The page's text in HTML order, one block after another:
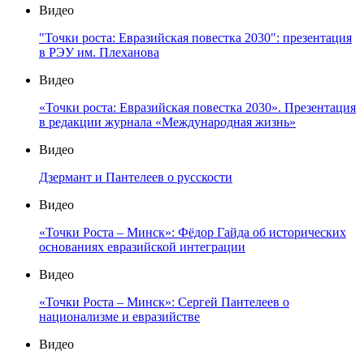
Видео
"Точки роста: Евразийская повестка 2030": презентация
в РЭУ им. Плеханова
Видео
«Точки роста: Евразийская повестка 2030». Презентация
в редакции журнала «Международная жизнь»
Видео
Дзермант и Пантелеев о русскости
Видео
«Точки Роста – Минск»: Фёдор Гайда об исторических
основаниях евразийской интеграции
Видео
«Точки Роста – Минск»: Сергей Пантелеев о
национализме и евразийстве
Видео